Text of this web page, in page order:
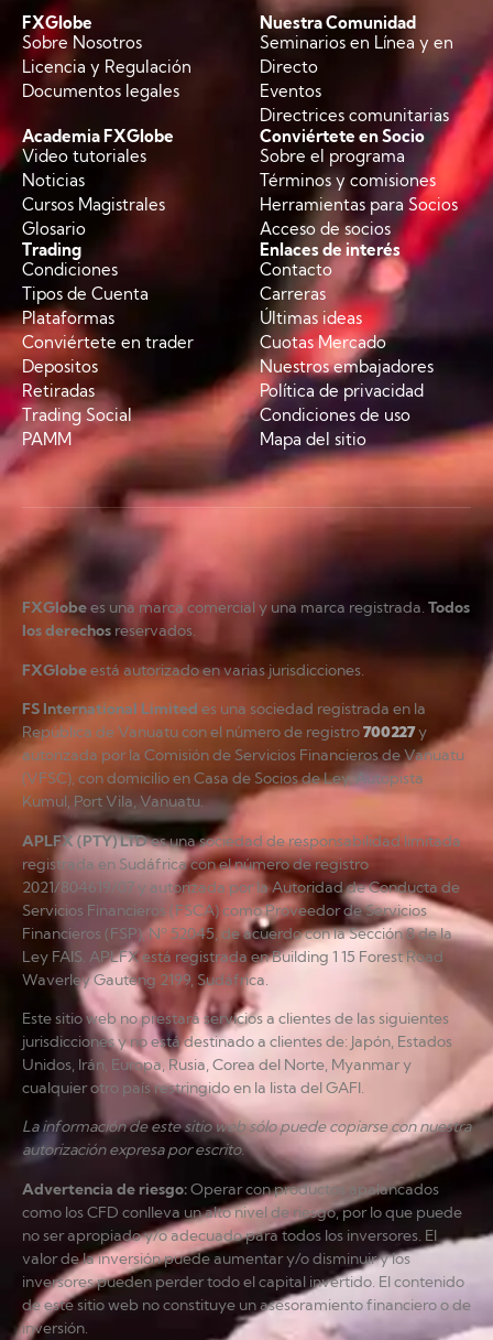
FXGlobe
Sobre Nosotros
Licencia y Regulación
Documentos legales
Nuestra Comunidad
Seminarios en Línea y en
Directo
Eventos
Directrices comunitarias
Academia FXGlobe
Video tutoriales
Noticias
Cursos Magistrales
Glosario
Conviértete en Socio
Sobre el programa
Términos y comisiones
Herramientas para Socios
Acceso de socios
Trading
Condiciones
Tipos de Cuenta
Plataformas
Conviértete en trader
Depositos
Retiradas
Trading Social
PAMM
Enlaces de interés
Contacto
Carreras
Últimas ideas
Cuotas Mercado
Nuestros embajadores
Política de privacidad
Condiciones de uso
Mapa del sitio
FXGlobees una marca comercial y una marca registrada. Todos
los derechos reservados.
FXGlobeestá autorizado en varias jurisdicciones.
FS International Limited es una sociedad registrada en la
República de Vanuatu con el número de registro700227y
autorizada por la Comisión de Servicios Financieros de Vanuatu
(VFSC), con domicilio en Casa de Socios de Ley, Autopista
Kumul, Port Vila, Vanuatu.
APLFX (PTY) LTDes una sociedad de responsabilidad limitada
registrada en Sudáfrica con el número de registro
2021/804619/07 y autorizada por la Autoridad de Conducta de
Servicios Financieros (FSCA) como Proveedor de Servicios
Financieros (FSP), Nº 52045, de acuerdo con la Sección 8 de la
Ley FAIS. APLFX está registrada en Building 1 15 Forest Road
Waverley Gauteng 2199, Sudáfrica.
Este sitio web no prestará servicios a clientes de las siguientes
jurisdicciones y no está destinado a clientes de: Japón, Estados
Unidos, Irán, Europa, Rusia, Corea del Norte, Myanmar y
cualquier otro país restringido en la lista del GAFI.
La información de este sitio web sólo puede copiarse con nuestra
autorización expresa por escrito.
Advertencia de riesgo:Operar con productos apalancados
como los CFD conlleva un alto nivel de riesgo, por lo que puede
no ser apropiado y/o adecuado para todos los inversores. El
valor de la inversión puede aumentar y/o disminuir y los
inversores pueden perder todo el capital invertido. El contenido
de este sitio web no constituye un asesoramiento financiero o de
inversión.